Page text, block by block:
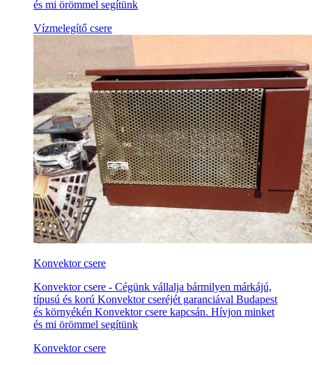
és mi örömmel segítünk
Vízmelegítő csere
Konvektor csere
Konvektor csere - Cégünk vállalja bármilyen márkájú,
típusú és korú Konvektor cseréjét garanciával Budapest
és környékén Konvektor csere kapcsán. Hívjon minket
és mi örömmel segítünk
Konvektor csere